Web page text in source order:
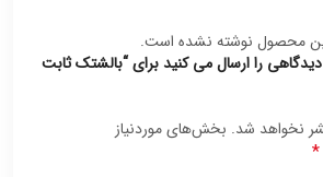
محصول نوشته نشده است.
را ارسال می کنید برای “بالشتک ثابت
نخواهد شد. بخش‌های موردنیاز
*